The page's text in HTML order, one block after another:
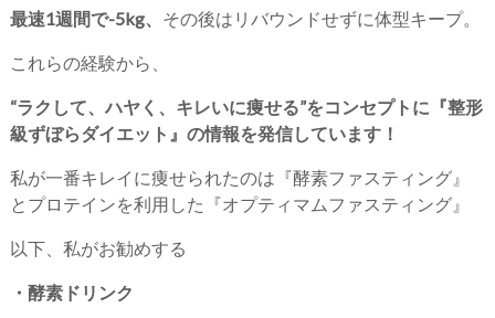
最速1週間で-5kg、 その後はリバウンドせずに体型キープ。
これらの経験から、
“ラクして、ハヤく、キレいに痩せる”をコンセプトに『整形
級ずぼらダイエット』の情報を発信しています！
私が一番キレイに痩せられたのは『酵素ファスティング』
とプロテインを利用した『オプティマムファスティング』
以下、私がお勧めする
・酵素ドリンク